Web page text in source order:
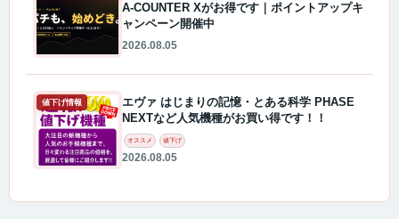
A-COUNTER Xがお得です｜ポイントアップキ
ャンペーン開催中
2026.08.05
値下げ情報
エヴァ はじまりの記憶・とある科学 PHASE
NEXTなど人気機種がお買い得です！！
オススメ 値下げ
2026.08.05